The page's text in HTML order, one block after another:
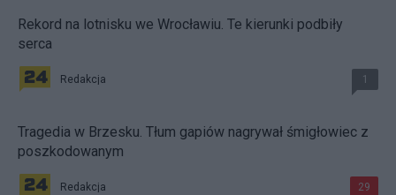
Rekord na lotnisku we Wrocławiu. Te kierunki podbiły
serca
Redakcja 1
Tragedia w Brzesku. Tłum gapiów nagrywał śmigłowiec z
poszkodowanym
Redakcja 29